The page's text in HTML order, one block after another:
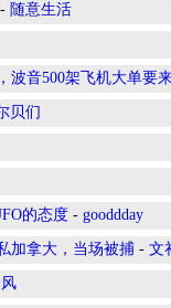
- 随意生活
波音500架飞机大单要
贝们
的态度 - gooddday
加拿大，当场被捕 - 文